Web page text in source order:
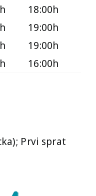
18:00h
19:00h
19:00h
16:00h
Prvi sprat